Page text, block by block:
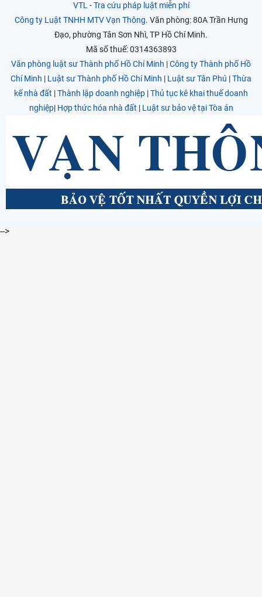
VTL-Tra cứu pháp luật miễn phí
Công ty Luật TNHH MTV Vạn Thông. Văn phòng: 80A Trần Hưng
Đạo, phường Tân Sơn Nhì, TP Hồ Chí Minh.
Mã số thuế: 0314363893
Văn phòng luật sư Thành phố Hồ Chí Minh |Công ty Thành phố Hồ
Chí Minh | Luật sư Thành phố Hồ Chí Minh | Luật sư Tân Phú |Thừa
kế nhà đất |Thành lập doanh nghiệp |Thủ tục kê khai thuế doanh
nghiệp| Hợp thức hóa nhà đất | Luật sư bảo vệ tại Tòa án
-->